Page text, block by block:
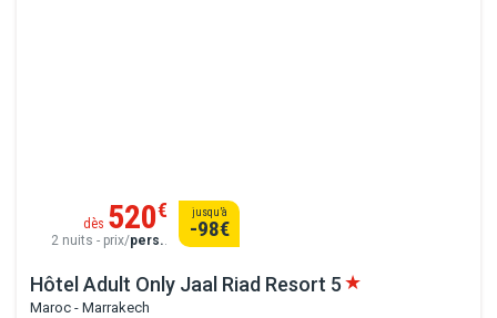
Hôtel Adult Only Jaal Riad Resort 5
Maroc - Marrakech
dès 520€
2 nuits - prix/pers..
jusqu’à
-98€